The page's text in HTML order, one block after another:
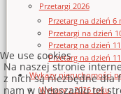
Przetargi 2026
Przetarg na dzień 6
Przetargi na dzień
Przetarg na dzień
Przetarg na dzień
Wykazy nieruchomości
Wykazy z 2026 roku
We use cookies
Na naszej stronie
z nich są niezbędne dla
nam w ulepszaniu tej